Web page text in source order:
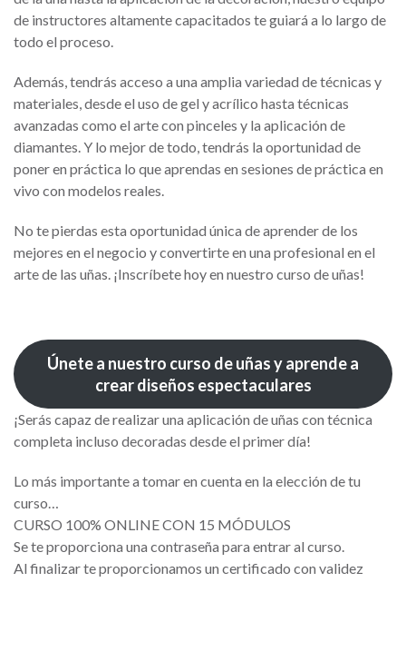
de instructores altamente capacitados te guiará a lo largo de
todo el proceso.
Además, tendrás acceso a una amplia variedad de técnicas y
materiales, desde el uso de gel y acrílico hasta técnicas
avanzadas como el arte con pinceles y la aplicación de
diamantes. Y lo mejor de todo, tendrás la oportunidad de
poner en práctica lo que aprendas en sesiones de práctica en
vivo con modelos reales.
No te pierdas esta oportunidad única de aprender de los
mejores en el negocio y convertirte en una profesional en el
arte de las uñas. ¡Inscríbete hoy en nuestro curso de uñas!
Únete a nuestro curso de uñas y aprende a
crear diseños espectaculares
¡Serás capaz de realizar una aplicación de uñas con técnica
completa incluso decoradas desde el primer día!
Lo más importante a tomar en cuenta en la elección de tu
curso…
CURSO 100% ONLINE CON 15 MÓDULOS
Se te proporciona una contraseña para entrar al curso.
Al finalizar te proporcionamos un certificado con validez